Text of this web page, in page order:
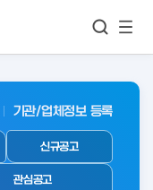
보기
기관/업체정보 등록
신규공고
관심공고